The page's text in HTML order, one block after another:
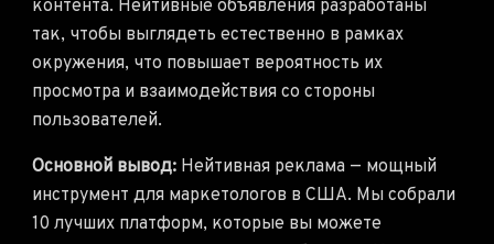
контента. Нейтивные объявления разработаны
так, чтобы выглядеть естественно в рамках
окружения, что повышает вероятность их
просмотра и взаимодействия со стороны
пользователей.
Основной вывод: Нейтивная реклама — мощный
инструмент для маркетологов в США. Мы собрали
10 лучших платформ, которые вы можете